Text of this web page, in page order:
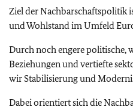
Ziel der Nachbarschaftspolitik
und Wohlstand im Umfeld
Durch noch engere politische,
Beziehungen und vertiefte
wir Stabilisierung und
Dabei orientiert sich die